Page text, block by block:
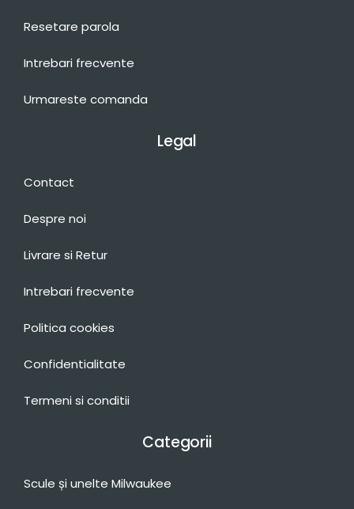
Resetare parola
Intrebari frecvente
Urmareste comanda
Legal
Contact
Despre noi
Livrare si Retur
Intrebari frecvente
Politica cookies
Confidentialitate
Termeni si conditii
Categorii
Scule și unelte Milwaukee